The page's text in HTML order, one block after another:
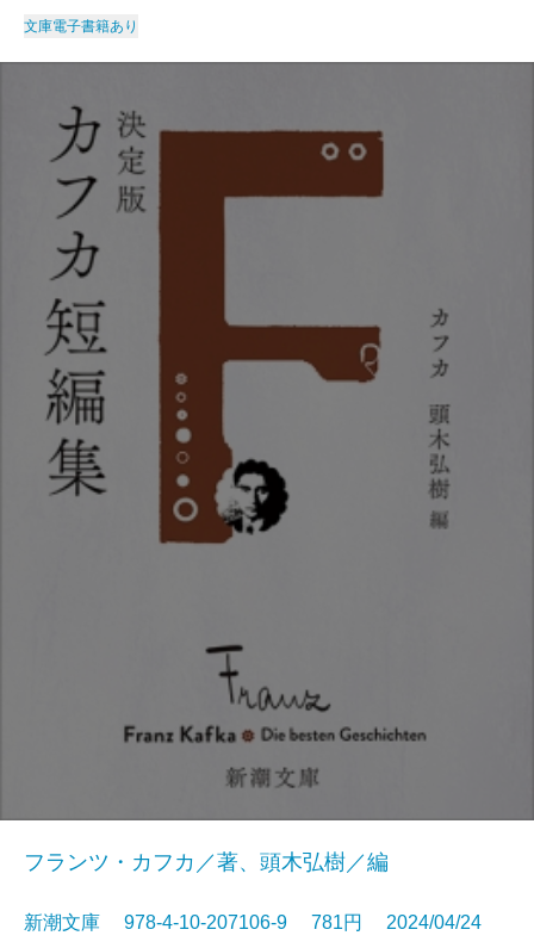
文庫電子書籍あり
フランツ・カフカ／著、頭木弘樹／編
新潮文庫 978-4-10-207106-9 781円 2024/04/24